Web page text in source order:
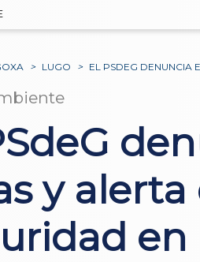
> LUGO > EL PSDEG DENUNCIA
y
en